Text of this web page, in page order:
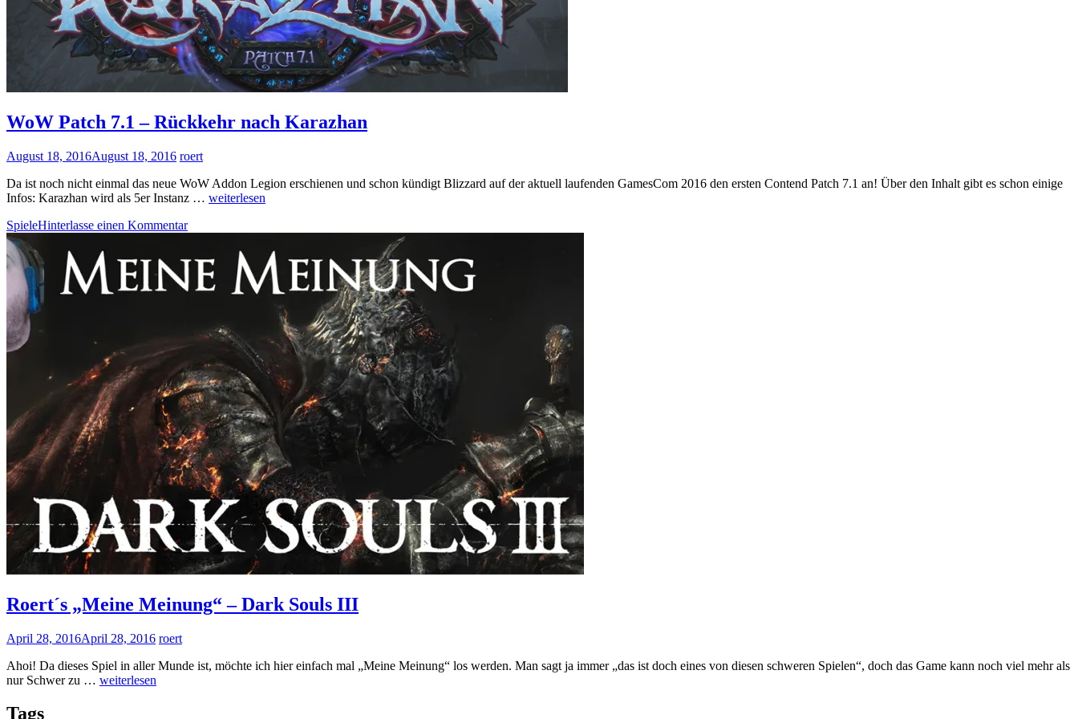
WoW Patch 7.1 – Rückkehr nach Karazhan
August 18, 2016August 18, 2016 roert
Da ist noch nicht einmal das neue WoW Addon Legion erschienen und schon kündigt Blizzard auf der aktuell laufenden GamesCom 2016 den ersten Contend Patch 7.1 an! Über den Inhalt gibt es schon einige
Infos: Karazhan wird als 5er Instanz … WoW
Rückkehr
nach
Karazhan
weiterlesen
SpieleHinterlasse einen Kommentar
Roert´s „Meine Meinung“ – Dark Souls III
April 28, 2016April 28, 2016 roert
Ahoi! Da dieses Spiel in aller Munde ist, möchte ich hier einfach mal „Meine Meinung“ los werden. Man sagt ja immer „das ist doch eines von diesen schweren Spielen“, doch das Game kann noch viel mehr als
nur Schwer zu … Roert
weiterlesen
Tags